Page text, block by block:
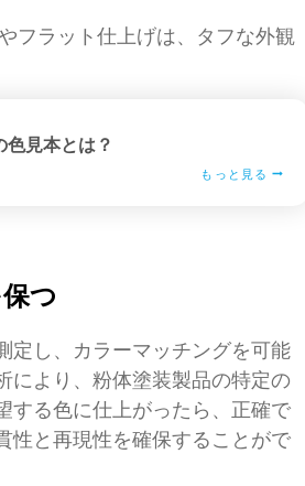
フラット仕上げは、タフな外観
見本とは？
もっと見る
つ
定し、カラーマッチングを可能
により、粉体塗装製品の特定の
する色に仕上がったら、正確で
性と再現性を確保することがで